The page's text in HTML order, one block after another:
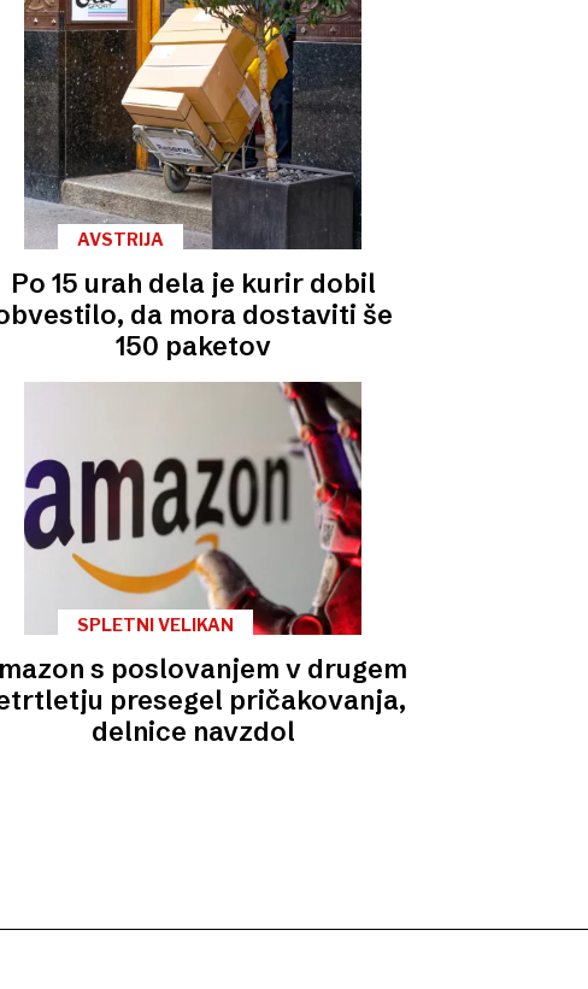
AVSTRIJA
Po 15 urah dela je kurir dobil
da mora dostaviti še
150 paketov
SPLETNI VELIKAN
s poslovanjem v drugem
presegel pričakovanja,
delnice navzdol